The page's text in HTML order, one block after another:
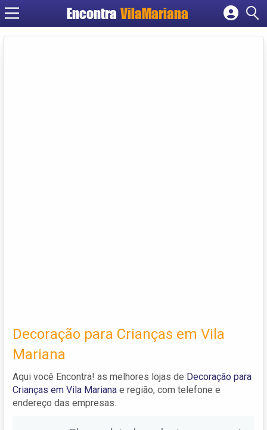
EncontraVilaMariana
Cadastrar empresa
Decoração para Crianças em Vila
Mariana
Aqui você Encontra! as melhores lojas de Decoração para
Crianças em Vila Mariana e região, com telefone e
endereço das empresas.